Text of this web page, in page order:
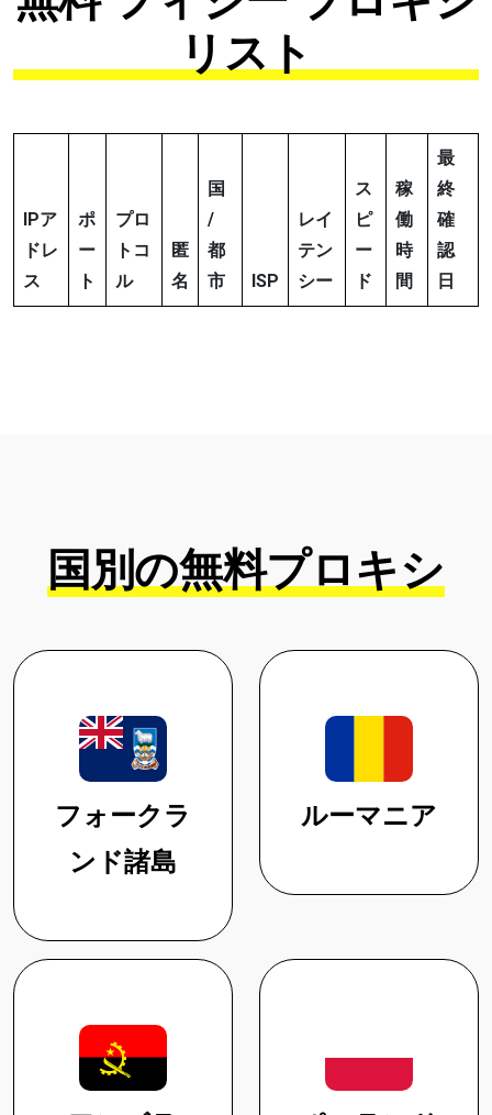
リスト
IPア
ドレ
ス
ポ
ー
ト
プロ
トコ
ル
匿
名
国
/
都
市
ISP
レイ
テン
シー
ス
ピ
ー
ド
稼
働
時
間
最
終
確
認
日
国別の無料プロキシ
フォークラ
ンド諸島
ルーマニア